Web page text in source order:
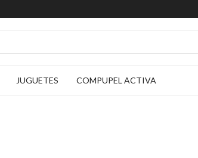
JUGUETES COMPUPEL ACTIVA